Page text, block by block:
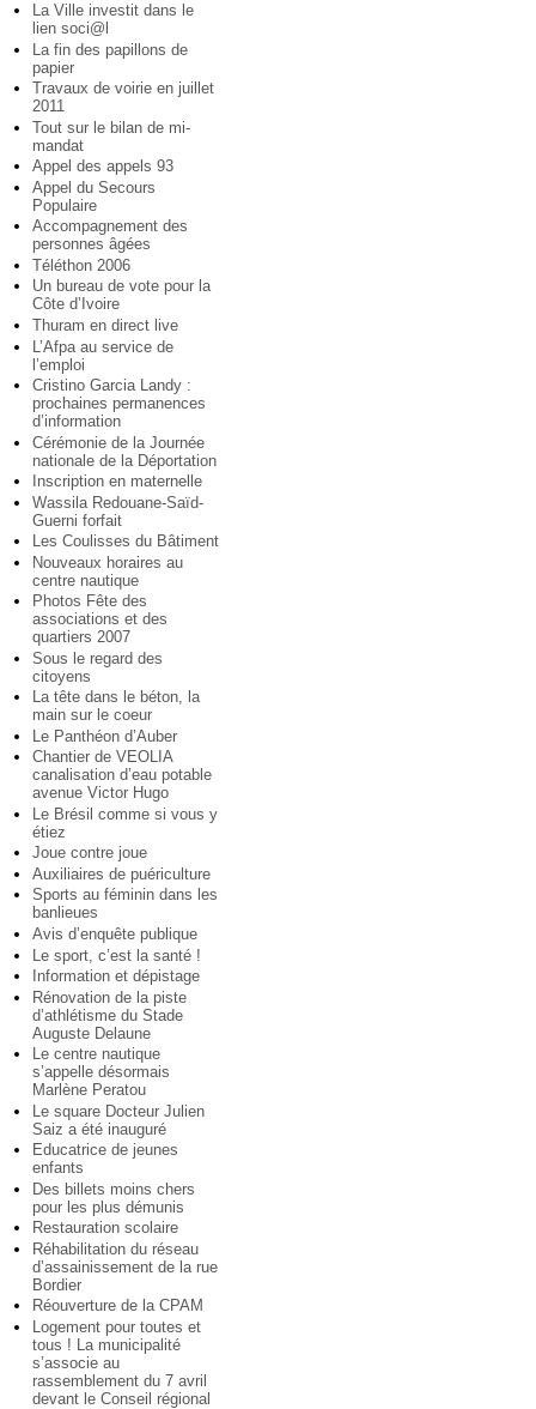
La Ville investit dans le
lien soci@l
La fin des papillons de
papier
Travaux de voirie en juillet
2011
Tout sur le bilan de mi-
mandat
Appel des appels 93
Appel du Secours
Populaire
Accompagnement des
personnes âgées
Téléthon 2006
Un bureau de vote pour la
Côte d’Ivoire
Thuram en direct live
L’Afpa au service de
l’emploi
Cristino Garcia Landy :
prochaines permanences
d’information
Cérémonie de la Journée
nationale de la Déportation
Inscription en maternelle
Wassila Redouane-Saïd-
Guerni forfait
Les Coulisses du Bâtiment
Nouveaux horaires au
centre nautique
Photos Fête des
associations et des
quartiers 2007
Sous le regard des
citoyens
La tête dans le béton, la
main sur le coeur
Le Panthéon d’Auber
Chantier de VEOLIA
canalisation d’eau potable
avenue Victor Hugo
Le Brésil comme si vous y
étiez
Joue contre joue
Auxiliaires de puériculture
Sports au féminin dans les
banlieues
Avis d’enquête publique
Le sport, c’est la santé !
Information et dépistage
Rénovation de la piste
d’athlétisme du Stade
Auguste Delaune
Le centre nautique
s’appelle désormais
Marlène Peratou
Le square Docteur Julien
Saiz a été inauguré
Educatrice de jeunes
enfants
Des billets moins chers
pour les plus démunis
Restauration scolaire
Réhabilitation du réseau
d’assainissement de la rue
Bordier
Réouverture de la CPAM
Logement pour toutes et
tous ! La municipalité
s’associe au
rassemblement du 7 avril
devant le Conseil régional